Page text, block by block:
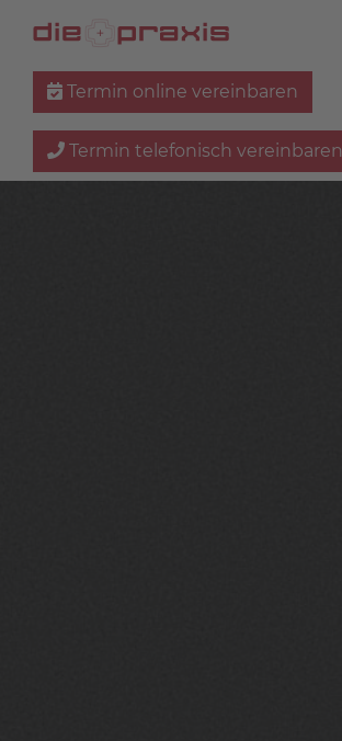
Termin online vereinbaren
Termin telefonisch vereinbaren